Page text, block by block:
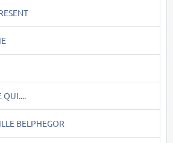
QUI....
BELPHEGOR